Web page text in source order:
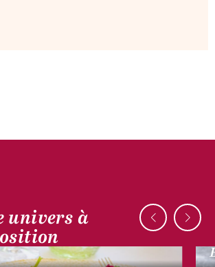
univers à
CANARD
de ganache de foie